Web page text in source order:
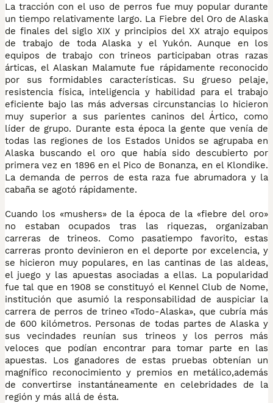
La tracción con el uso de perros fue muy popular durante
un tiempo relativamente largo. La Fiebre del Oro de Alaska
de finales del siglo XIX y principios del XX atrajo equipos
de trabajo de toda Alaska y el Yukón. Aunque en los
equipos de trabajo con trineos participaban otras razas
árticas, el Alaskan Malamute fue rápidamente reconocido
por sus formidables características. Su grueso pelaje,
resistencia física, inteligencia y habilidad para el trabajo
eficiente bajo las más adversas circunstancias lo hicieron
muy superior a sus parientes caninos del Ártico, como
líder de grupo. Durante esta época la gente que venía de
todas las regiones de los Estados Unidos se agrupaba en
Alaska buscando el oro que había sido descubierto por
primera vez en 1896 en el Pico de Bonanza, en el Klondike.
La demanda de perros de esta raza fue abrumadora y la
cabaña se agotó rápidamente.
Cuando los «mushers» de la época de la «fiebre del oro»
no estaban ocupados tras las riquezas, organizaban
carreras de trineos. Como pasatiempo favorito, estas
carreras pronto devinieron en el deporte por excelencia, y
se hicieron muy populares, en las cantinas de las aldeas,
el juego y las apuestas asociadas a ellas. La popularidad
fue tal que en 1908 se constituyó el Kennel Club de Nome,
institución que asumió la responsabilidad de auspiciar la
carrera de perros de trineo «Todo-Alaska», que cubría más
de 600 kilómetros. Personas de todas partes de Alaska y
sus vecindades reunían sus trineos y los perros más
veloces que podían encontrar para tomar parte en las
apuestas. Los ganadores de estas pruebas obtenían un
magnífico reconocimiento y premios en metálico,además
de convertirse instantáneamente en celebridades de la
región y más allá de ésta.